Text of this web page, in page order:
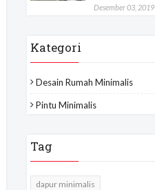
Desember 03, 2019
Kategori
Desain Rumah Minimalis
Pintu Minimalis
Tag
dapur minimalis